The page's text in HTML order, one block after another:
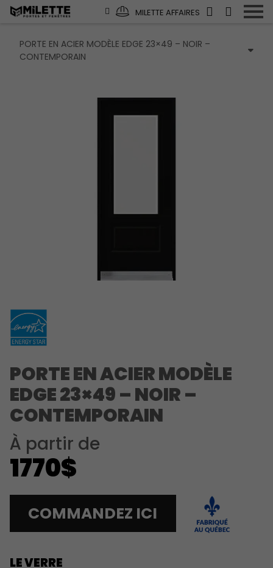
MILETTE AFFAIRES
PORTE EN ACIER MODÈLE EDGE 23×49 – NOIR –
CONTEMPORAIN
PORTE EN ACIER MODÈLE
EDGE 23×49 – NOIR –
CONTEMPORAIN
À partir de
1770$
COMMANDEZ ICI
LE VERRE